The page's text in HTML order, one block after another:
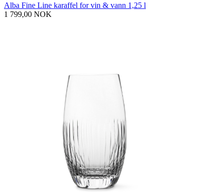
Alba Fine Line karaffel for vin & vann 1,25 l
1 799,00 NOK